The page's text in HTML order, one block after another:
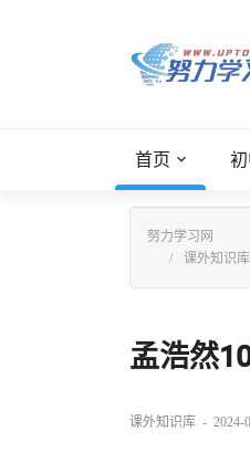
首页
努力学习网
课外知识库
孟浩然
课外知识库 - 2024-